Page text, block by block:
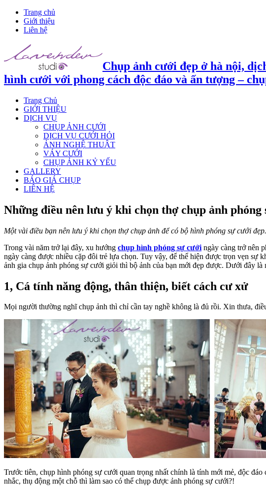
Trang chủ
Giới thiệu
Liên hệ
Chụp ảnh cưới đẹp ở hà nội,
hình cưới với phong cách độc đáo và ấn tượng –
Trang Chủ
GIỚI THIỆU
DỊCH VỤ
CHỤP ẢNH CƯỚI
DỊCH VỤ CƯỚI HỎI
ẢNH NGHỆ THUẬT
VÁY CƯỚI
CHỤP ẢNH KỶ YẾU
GALLERY
BÁO GIÁ CHỤP
LIÊN HỆ
Những điều nên lưu ý khi chọn thợ chụp ảnh phóng
Một vài điều bạn nên lưu ý khi chọn thợ chụp ảnh để có bộ hình phóng sự cưới đẹp.
Trong vài năm trở lại đây, xu hướng chụp hình phóng sự cưới ngày càng trở nên
ngày càng được nhiều cặp đôi trẻ lựa chọn. Tuy vậy, để thể hiện được trọn vẹn
ảnh gia chụp ảnh phóng sự cưới giỏi thì bộ ảnh của bạn mới đẹp được. Dưới đây
1, Cá tính năng động, thân thiện, biết cách cư xử
Mọi người thường nghĩ chụp ảnh thì chỉ cần tay nghề không là đủ rồi. Xin thưa,
Trước tiên, chụp hình phóng sự cưới quan trọng nhất chính là tính mới mẻ, độc
nhắc, thụ động một chỗ thì làm sao có thể chụp được ảnh phóng sự cưới?!